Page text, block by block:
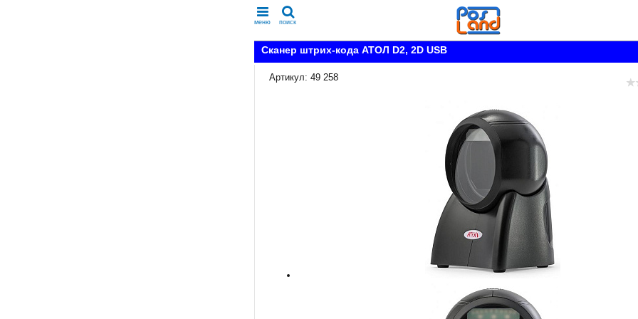
меню поиск
Сканер штрих-кода АТОЛ D2, 2D USB
Артикул: 49 258